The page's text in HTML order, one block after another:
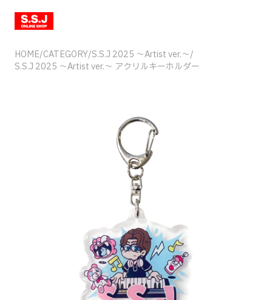
HOME/CATEGORY/S.S.J 2025 〜Artist ver.〜/
S.S.J 2025 〜Artist ver.〜 アクリルキーホルダー